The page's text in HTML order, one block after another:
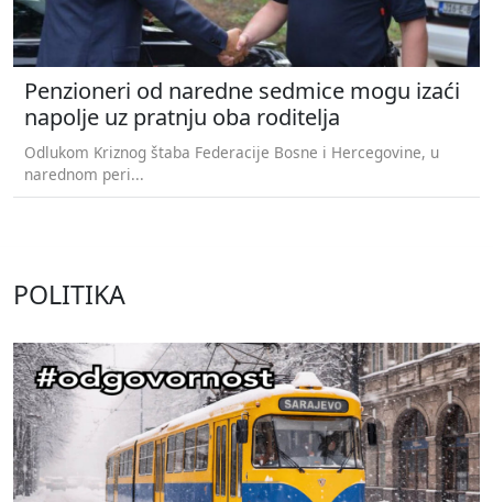
Penzioneri od naredne sedmice mogu izaći
napolje uz pratnju oba roditelja
Odlukom Kriznog štaba Federacije Bosne i Hercegovine, u
narednom peri...
POLITIKA